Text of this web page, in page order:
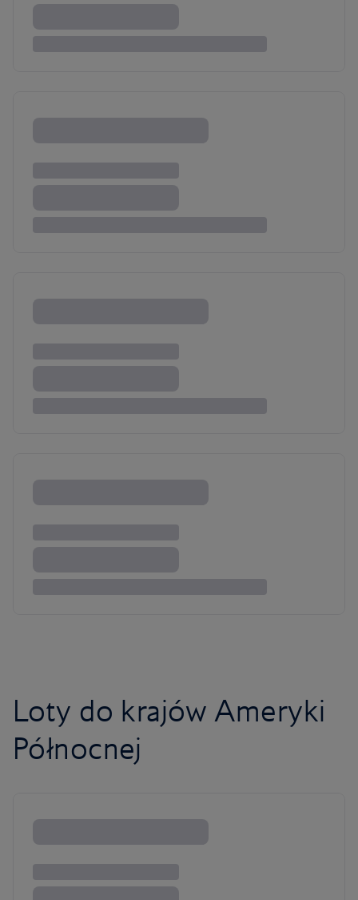
Loty do krajów Ameryki
Północnej